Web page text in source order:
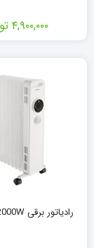
۴,۹۰۰,۰۰۰
رادیاتور برقی KUMTEL 2000W